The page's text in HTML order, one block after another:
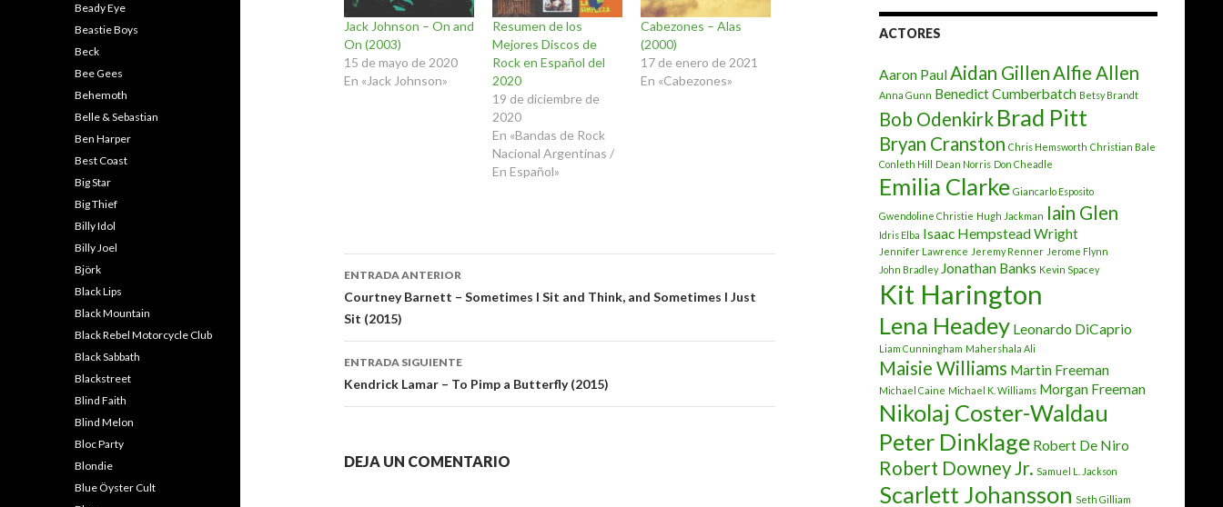
Jack Johnson – On and
On (2003)
15 de mayo de 2020
En «Jack Johnson»
Resumen de los
Mejores Discos de
Rock en Español del
2020
19 de diciembre de
2020
En «Bandas de Rock
Nacional Argentinas /
En Español»
Cabezones – Alas
(2000)
17 de enero de 2021
En «Cabezones»
Navegación
de
entradas
ENTRADA ANTERIOR
Courtney Barnett – Sometimes I Sit and Think, and Sometimes I Just
Sit (2015)
ENTRADA SIGUIENTE
Kendrick Lamar – To Pimp a Butterfly (2015)
DEJA UN COMENTARIO
ACTORES
Aaron PaulAidan GillenAlfie Allen
Anna Gunn Benedict Cumberbatch Betsy Brandt
Bob Odenkirk Brad Pitt
Bryan Cranston Chris Hemsworth Christian Bale
Conleth Hill
Dean Norris Don Cheadle
Emilia Clarke Giancarlo Esposito
Gwendoline Christie Hugh Jackman Iain Glen
Idris Elba Isaac Hempstead Wright
Jennifer Lawrence Jeremy Renner Jerome Flynn
John Bradley Jonathan Banks Kevin Spacey
Kit Harington
Lena Headey Leonardo DiCaprio
Liam Cunningham Mahershala Ali
Maisie Williams Martin Freeman
Michael Caine Michael K. Williams Morgan Freeman
Nikolaj Coster-Waldau
Peter Dinklage Robert De Niro
Robert Downey Jr. Samuel L. Jackson
Scarlett Johansson Seth Gilliam
Beady Eye
Beastie Boys
Beck
Bee Gees
Behemoth
Belle & Sebastian
Ben Harper
Best Coast
Big Star
Big Thief
Billy Idol
Billy Joel
Björk
Black Lips
Black Mountain
Black Rebel Motorcycle Club
Black Sabbath
Blackstreet
Blind Faith
Blind Melon
Bloc Party
Blondie
Blue Öyster Cult